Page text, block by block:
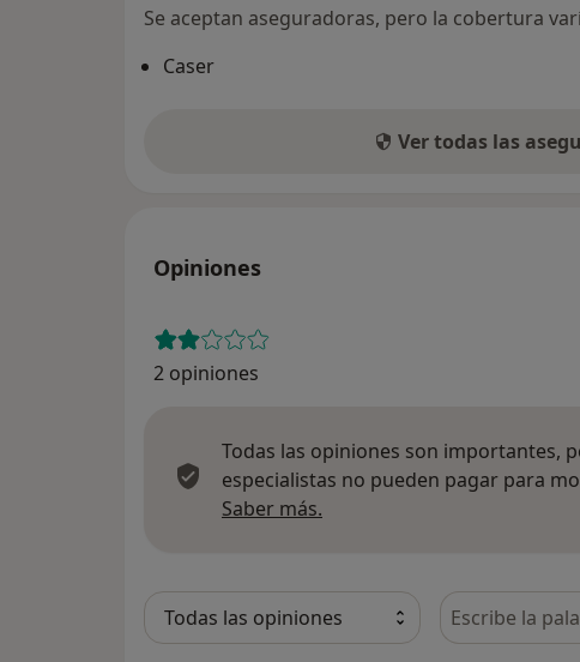
Se aceptan aseguradoras, pero la cobertura
Caser
Ver todas las
Opiniones
2 opiniones
Todas las opiniones son importantes,
especialistas no pueden pagar para
Saber más.
Busca en